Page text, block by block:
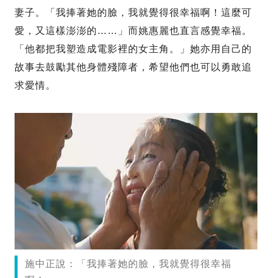
妻子。「我捧著她的臉，我就覺得很幸福啊！這麼可
愛，又這樣澎澎的……」而姚惠麗也直言感覺幸福。
「他都把我塑造成電影裡的女主角。」她亦用自己的
故事去鼓勵其他身體殘障者，希望他們也可以勇敢追
求愛情。
施中正說：「我捧著她的臉，我就覺得很幸福